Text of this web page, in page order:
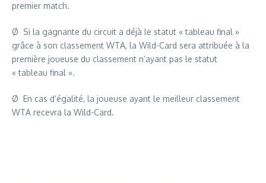
premier match.
Ø Si la gagnante du circuit a déjà le statut « tableau final »
grâce à son classement WTA, la Wild-Card sera attribuée à la
première joueuse du classement n’ayant pas le statut
« tableau final ».
Ø En cas d’égalité, la joueuse ayant le meilleur classement
WTA recevra la Wild-Card.